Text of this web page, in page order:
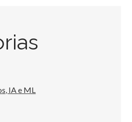
IA e ML